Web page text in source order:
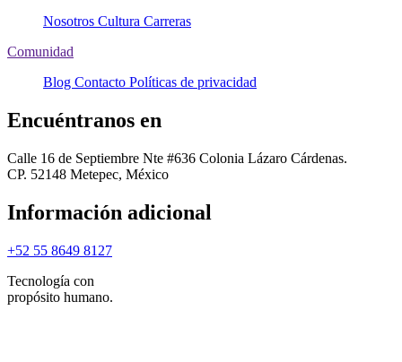
Nosotros Cultura Carreras
Comunidad
Blog Contacto Políticas de privacidad
Encuéntranos en
Calle 16 de Septiembre Nte #636 Colonia Lázaro Cárdenas.
CP. 52148 Metepec, México
Información adicional
+52 55 8649 8127
Tecnología con
propósito humano.